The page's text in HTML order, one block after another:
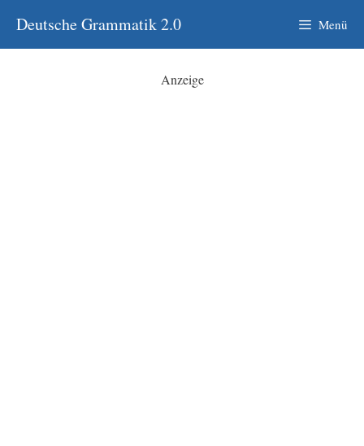
Inhalt
springen
Deutsche Grammatik 2.0 Menü
Anzeige